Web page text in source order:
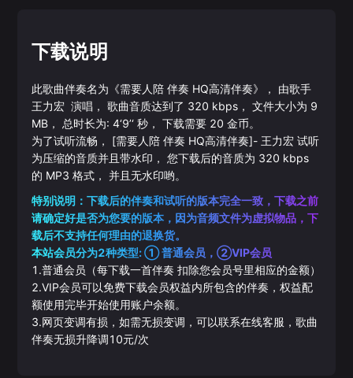
下载说明
此歌曲伴奏名为《需要人陪 伴奏 HQ高清伴奏》， 由歌手
王力宏 演唱， 歌曲音质达到了 320 kbps， 文件大小为 9
MB， 总时长为: 4‘9’‘秒， 下载需要 20 金币。
为了试听流畅， [需要人陪 伴奏 HQ高清伴奏]- 王力宏 试听
为压缩的音质并且带水印， 您下载后的音质为 320 kbps
的 MP3 格式， 并且无水印哟。
特别说明：下载后的伴奏和试听的版本完全一致，下载之前
请确定好是否为您要的版本，因为音频文件为虚拟物品，下
载后不支持任何理由的退换货。
本站会员分为2种类型: ① 普通会员，②VIP会员
1.普通会员（每下载一首伴奏 扣除您会员号里相应的金额）
2.VIP会员可以免费下载会员权益内所包含的伴奏，权益配
额使用完毕开始使用账户余额。
3.网页变调有损，如需无损变调，可以联系在线客服，歌曲
伴奏无损升降调10元/次